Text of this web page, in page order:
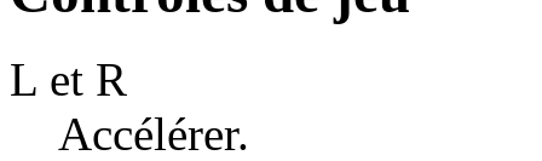
L et R
Accélérer.